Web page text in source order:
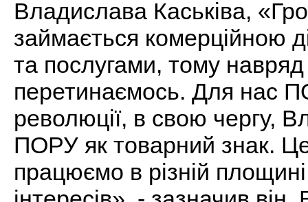
Владислава Каськіва,
займається комерційною
та послугами, тому
перетинаємось. Для нас
революції, в свою чергу,
ПОРУ як товарний знак.
працюємо в різній